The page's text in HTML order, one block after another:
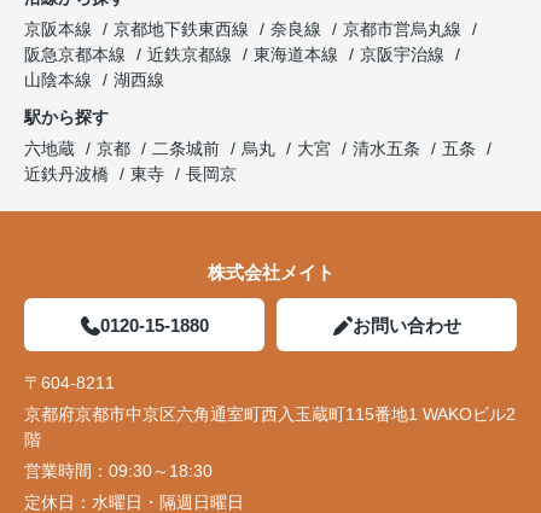
京阪本線
京都地下鉄東西線 奈良線
京都市営烏丸線
阪急京都本線
近鉄京都線 東海道本線
京阪宇治線
山陰本線
湖西線
駅から探す
六地蔵
京都 二条城前 烏丸 大宮 清水五条
五条
近鉄丹波橋
東寺 長岡京
株式会社メイト
0120-15-1880 お問い合わせ
〒604-8211
京都府京都市中京区六角通室町西入玉蔵町115番地1 WAKOビル2
階
営業時間： 09:30～18:30
定休日： 水曜日・隔週日曜日